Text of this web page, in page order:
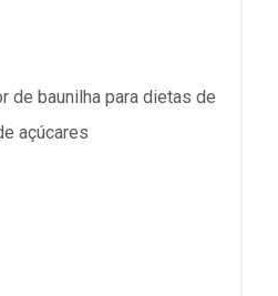
de baunilha para dietas de
açúcares